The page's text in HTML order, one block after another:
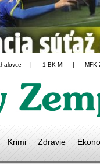
| 1 BK MI | MFK
Krimi Zdravie